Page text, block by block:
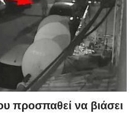
προσπαθεί να βιάσει